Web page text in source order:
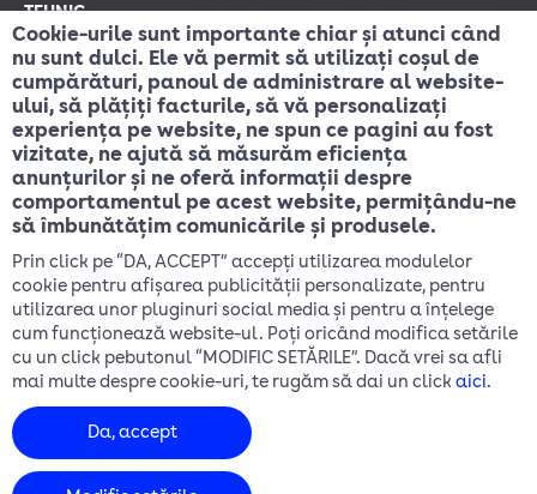
TEHNIC
Servicii de avizare
Servicii acces canalizație
Parametri calitate internet
Test viteză internet Digi
Netograf
Acoperire servicii
Asistență
Interconectare
Serviciul de urgență 112
SECURITATEA DATELOR
Ghid clienți
Prelucrarea datelor cu caracter personal
Politica de confidențialitate
Module cookie
Cerere date cu caracter personal
Cookie-urile sunt importante chiar și atunci când
nu sunt dulci. Ele vă permit să utilizați coșul de
cumpărături, panoul de administrare al website-
ului, să plățiți facturile, să vă personalizați
experiența pe website, ne spun ce pagini au fost
vizitate, ne ajută să măsurăm eficiența
anunțurilor și ne oferă informații despre
comportamentul pe acest website, permițându-ne
să îmbunătățim comunicările și produsele.
Prin click pe “DA, ACCEPT” accepți utilizarea modulelor
cookie pentru afișarea publicității personalizate, pentru
utilizarea unor pluginuri social media și pentru a înțelege
cum funcționează website-ul. Poți oricând modifica setările
cu un click pebutonul “MODIFIC SETĂRILE”. Dacă vrei sa afli
mai multe despre cookie-uri, te rugăm să dai un click aici.
Da, accept